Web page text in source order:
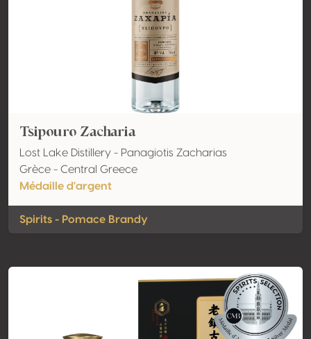
Tsipouro Zacharia
Lost Lake Distillery - Panagiotis Zacharias
Grèce - Central Greece
Médaille d'argent
Spirits - Pomace Brandy